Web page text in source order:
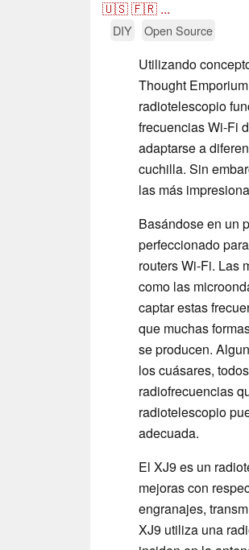
🇺🇸🇫🇷 ...
DIY Open Source
Utilizando
Thought
radiotelescopio
frecuencias Wi-Fi
adaptarse a
cuchilla. Sin
las más
Basándose en un
perfeccionado
routers Wi-Fi. Las
como las
captar estas
que muchas
se producen.
los cuásares,
radiofrecuencias
radiotelescopio
adecuada.
El XJ9 es un
mejoras con
engranajes,
XJ9 utiliza una